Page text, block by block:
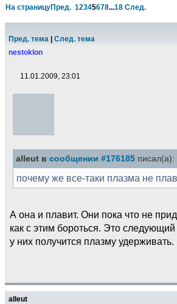
На страницуПред. 12345678...18 След.
Пред. тема
След. тема
nestoklon
11.01.2009, 23:01
alleut в сообщении #176185 писал(а):
почему же все-таки плазма не
А она и плавит. Они пока что не
как с этим бороться. Это следующий
у них получится плазму удерживать.
alleut